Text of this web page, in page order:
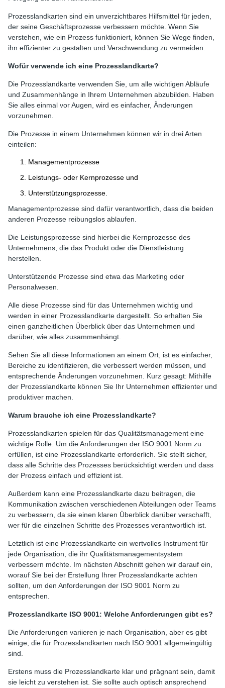
Prozesslandkarten sind ein unverzichtbares Hilfsmittel für jeden,
der seine Geschäftsprozesse verbessern möchte. Wenn Sie
verstehen, wie ein Prozess funktioniert, können Sie Wege finden,
ihn effizienter zu gestalten und Verschwendung zu vermeiden.
Wofür verwende ich eine Prozesslandkarte?
Die Prozesslandkarte verwenden Sie, um alle wichtigen Abläufe
und Zusammenhänge in Ihrem Unternehmen abzubilden. Haben
Sie alles einmal vor Augen, wird es einfacher, Änderungen
vorzunehmen.
Die Prozesse in einem Unternehmen können wir in drei Arten
einteilen:
Managementprozesse
Leistungs- oder Kernprozesse und
Unterstützungsprozesse.
Managementprozesse sind dafür verantwortlich, dass die beiden
anderen Prozesse reibungslos ablaufen.
Die Leistungsprozesse sind hierbei die Kernprozesse des
Unternehmens, die das Produkt oder die Dienstleistung
herstellen.
Unterstützende Prozesse sind etwa das Marketing oder
Personalwesen.
Alle diese Prozesse sind für das Unternehmen wichtig und
werden in einer Prozesslandkarte dargestellt. So erhalten Sie
einen ganzheitlichen Überblick über das Unternehmen und
darüber, wie alles zusammenhängt.
Sehen Sie all diese Informationen an einem Ort, ist es einfacher,
Bereiche zu identifizieren, die verbessert werden müssen, und
entsprechende Änderungen vorzunehmen. Kurz gesagt: Mithilfe
der Prozesslandkarte können Sie Ihr Unternehmen effizienter und
produktiver machen.
Warum brauche ich eine Prozesslandkarte?
Prozesslandkarten spielen für das Qualitätsmanagement eine
wichtige Rolle. Um die Anforderungen der ISO 9001 Norm zu
erfüllen, ist eine Prozesslandkarte erforderlich. Sie stellt sicher,
dass alle Schritte des Prozesses berücksichtigt werden und dass
der Prozess einfach und effizient ist.
Außerdem kann eine Prozesslandkarte dazu beitragen, die
Kommunikation zwischen verschiedenen Abteilungen oder Teams
zu verbessern, da sie einen klaren Überblick darüber verschafft,
wer für die einzelnen Schritte des Prozesses verantwortlich ist.
Letztlich ist eine Prozesslandkarte ein wertvolles Instrument für
jede Organisation, die ihr Qualitätsmanagementsystem
verbessern möchte. Im nächsten Abschnitt gehen wir darauf ein,
worauf Sie bei der Erstellung Ihrer Prozesslandkarte achten
sollten, um den Anforderungen der ISO 9001 Norm zu
entsprechen.
Prozesslandkarte ISO 9001: Welche Anforderungen gibt es?
Die Anforderungen variieren je nach Organisation, aber es gibt
einige, die für Prozesslandkarten nach ISO 9001 allgemeingültig
sind.
Erstens muss die Prozesslandkarte klar und prägnant sein, damit
sie leicht zu verstehen ist. Sie sollte auch optisch ansprechend